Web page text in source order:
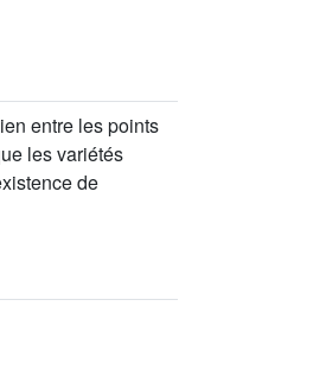
entre les points
les variétés
de